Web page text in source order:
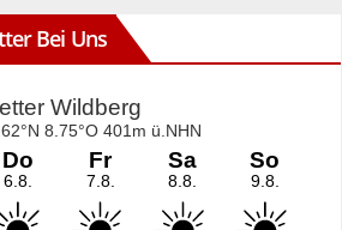
Bei Uns